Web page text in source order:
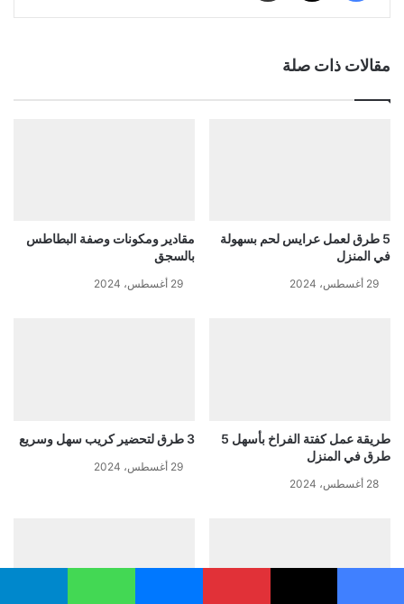
مقالات ذات صلة
5 طرق لعمل عرايس لحم بسهولة
في المنزل
29 أغسطس، 2024
مقادير ومكونات وصفة البطاطس
بالسجق
29 أغسطس، 2024
طريقة عمل كفتة الفراخ بأسهل 5
طرق في المنزل
28 أغسطس، 2024
3 طرق لتحضير كريب سهل وسريع
29 أغسطس، 2024